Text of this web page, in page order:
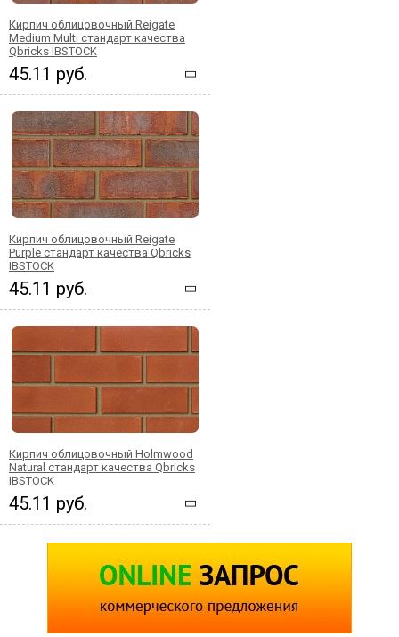
Кирпич облицовочный Reigate
Medium Multi стандарт качества
Qbricks IBSTOCK
45.11 руб.
Кирпич облицовочный Reigate
Purple стандарт качества Qbricks
IBSTOCK
45.11 руб.
Кирпич облицовочный Holmwood
Natural стандарт качества Qbricks
IBSTOCK
45.11 руб.